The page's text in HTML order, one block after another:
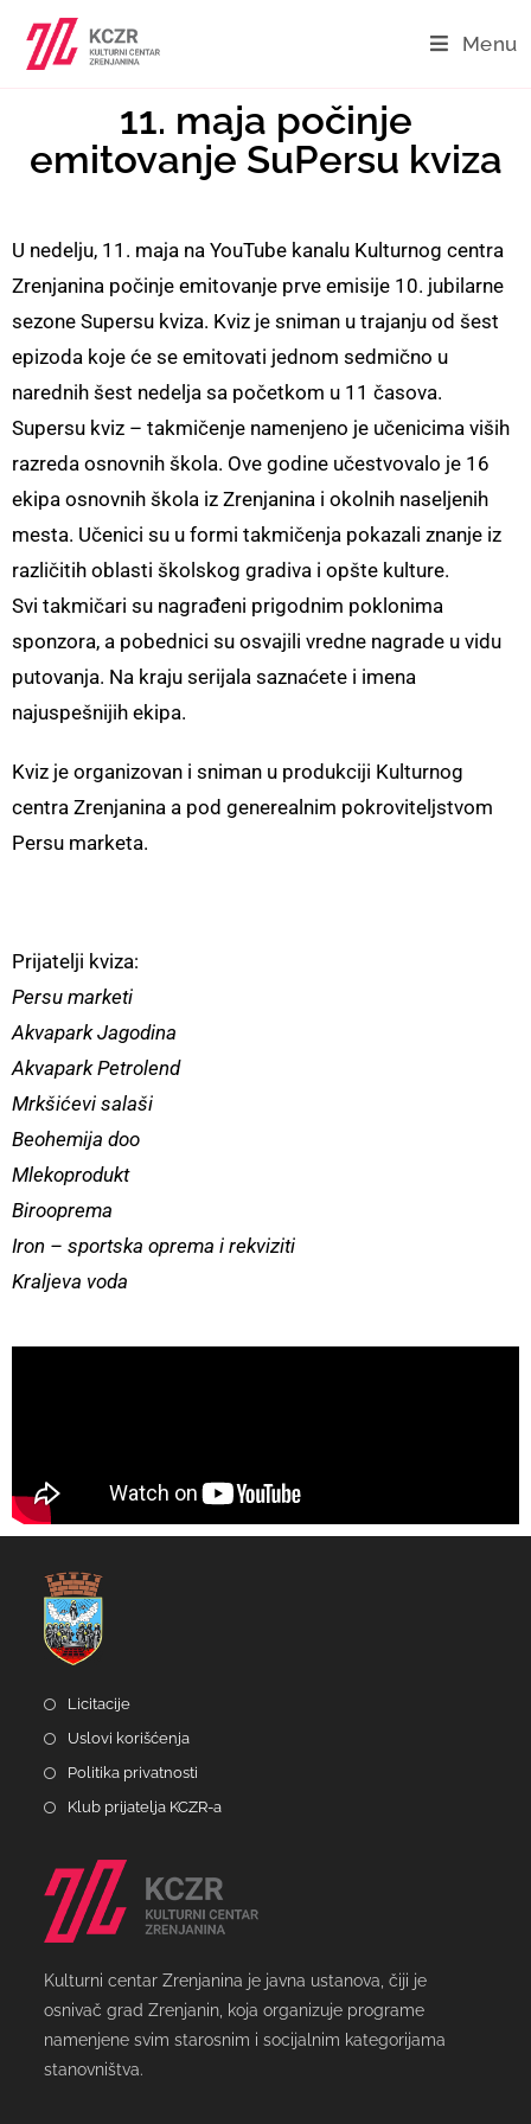
Menu
11. maja počinje
emitovanje SuPersu kviza
U nedelju, 11. maja na YouTube kanalu Kulturnog centra
Zrenjanina počinje emitovanje prve emisije 10. jubilarne
sezone Supersu kviza. Kviz je sniman u trajanju od šest
epizoda koje će se emitovati jednom sedmično u
narednih šest nedelja sa početkom u 11 časova.
Supersu kviz – takmičenje namenjeno je učenicima viših
razreda osnovnih škola. Ove godine učestvovalo je 16
ekipa osnovnih škola iz Zrenjanina i okolnih naseljenih
mesta. Učenici su u formi takmičenja pokazali znanje iz
različitih oblasti školskog gradiva i opšte kulture.
Svi takmičari su nagrađeni prigodnim poklonima
sponzora, a pobednici su osvajili vredne nagrade u vidu
putovanja. Na kraju serijala saznaćete i imena
najuspešnijih ekipa.
Kviz je organizovan i sniman u produkciji Kulturnog
centra Zrenjanina a pod generealnim pokroviteljstvom
Persu marketa.
Prijatelji kviza:
Persu marketi
Akvapark Jagodina
Akvapark Petrolend
Mrkšićevi salaši
Beohemija doo
Mlekoprodukt
Birooprema
Iron – sportska oprema i rekviziti
Kraljeva voda
Licitacije
Uslovi korišćenja
Politika privatnosti
Klub prijatelja KCZR-a
Kulturni centar Zrenjanina je javna ustanova, čiji je
osnivač grad Zrenjanin, koja organizuje programe
namenjene svim starosnim i socijalnim kategorijama
stanovništva.